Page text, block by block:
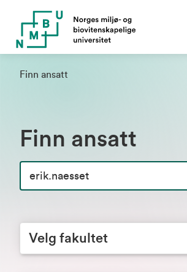
Finn ansatt
Finn ansatt
Velg fakultet